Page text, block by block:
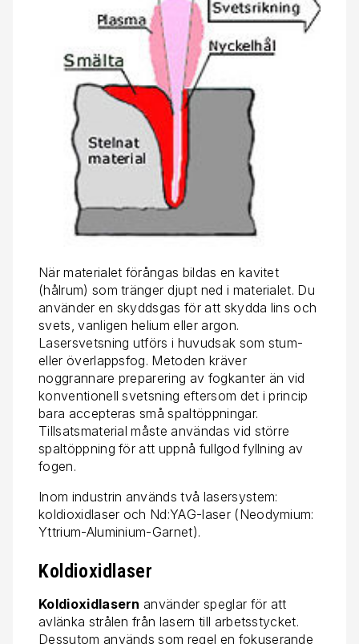
När materialet förångas bildas en kavitet
(hålrum) som tränger djupt ned i materialet. Du
använder en skyddsgas för att skydda lins och
svets, vanligen helium eller argon.
Lasersvetsning utförs i huvudsak som stum-
eller överlappsfog. Metoden kräver
noggrannare preparering av fogkanter än vid
konventionell svetsning eftersom det i princip
bara accepteras små spaltöppningar.
Tillsatsmaterial måste användas vid större
spaltöppning för att uppnå fullgod fyllning av
fogen.
Inom industrin används två lasersystem:
koldioxidlaser och Nd:YAG-laser (Neodymium:
Yttrium-Aluminium-Garnet).
Koldioxidlaser
Koldioxidlasern använder speglar för att
avlänka strålen från lasern till arbetsstycket.
Dessutom används som regel en fokuserande